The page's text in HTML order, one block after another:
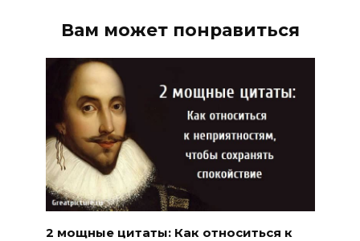
Вам может понравиться
2 мощные цитаты: Как относиться к